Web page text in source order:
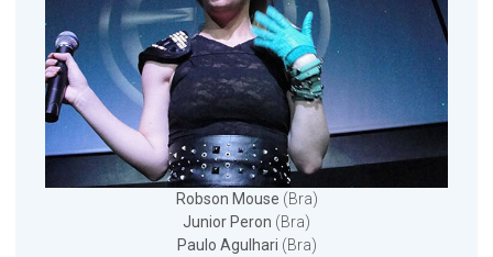
Robson Mouse (Bra)
Junior Peron (Bra)
Paulo Agulhari (Bra)